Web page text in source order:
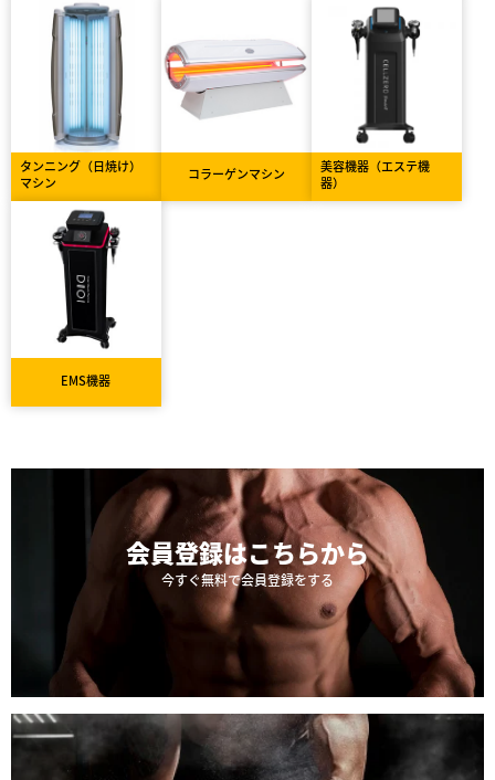
タンニング（日焼け）
マシン
コラーゲンマシン
美容機器（エステ機
器）
EMS機器
会員登録はこちらから
今すぐ無料で会員登録をする